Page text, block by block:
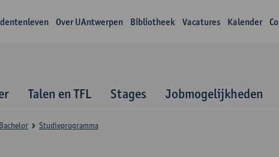
Over UAntwerpen Bibliotheek Vacatures Kalender
Talen en TFL Stages Jobmogelijkheden
Bachelor Studieprogramma